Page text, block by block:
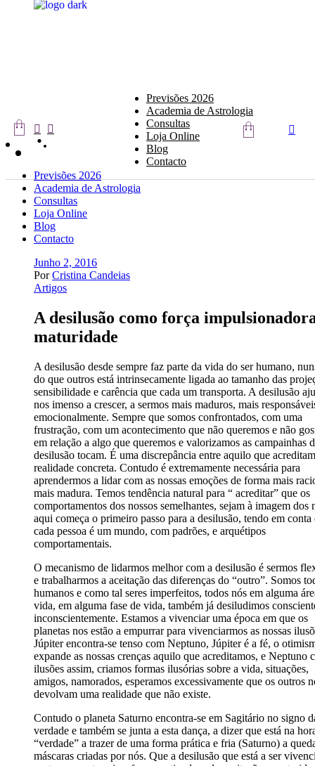
Previsões 2026
Academia de Astrologia
Consultas
Loja Online
Blog
Contacto
Previsões 2026
Academia de Astrologia
Consultas
Loja Online
Blog
Contacto
Junho 2, 2016
Por Cristina Candeias
Artigos
A desilusão como força
maturidade
A desilusão desde sempre faz parte da vida do ser humano,
do que outros está intrinsecamente ligada ao tamanho das
sensibilidade e carência que cada um transporta. A desilusão
nos imenso a crescer, a sermos mais maduros, mais
emocionalmente. Sempre que somos confrontados, com uma
frustração, com um acontecimento que não queremos e não
em relação a algo que queremos e valorizamos as campainhas
desilusão tocam. É uma discrepância entre aquilo que
realidade concreta. Contudo é extremamente necessária para
aprendermos a lidar com as nossas emoções de forma mais
mais madura. Temos tendência natural para “ acreditar” que os
comportamentos dos nossos semelhantes, sejam à imagem dos
aqui começa o primeiro passo para a desilusão, tendo em conta
cada pessoa é um mundo, com padrões, e arquétipos
comportamentais.
O mecanismo de lidarmos melhor com a desilusão é sermos
e trabalharmos a aceitação das diferenças do “outro”. Somos
humanos e como tal seres imperfeitos, todos nós em alguma
vida, em alguma fase de vida, também já desiludimos
inconscientemente. Estamos a vivenciar uma época em que os
planetas nos estão a empurrar para vivenciarmos as nossas
Júpiter encontra-se tenso com Neptuno, Júpiter é a fé, o
expande as nossas crenças aquilo que acreditamos, e Neptuno
ilusões assim, criamos formas ilusórias sobre a vida, situações,
amigos, namorados, esperamos excessivamente que os outros
devolvam uma realidade que não existe.
Contudo o planeta Saturno encontra-se em Sagitário no signo
verdade e também se junta a esta dança, a dizer que está na
“verdade” a trazer de uma forma prática e fria (Saturno) a
máscaras criadas por nós. Que a desilusão que está a ser